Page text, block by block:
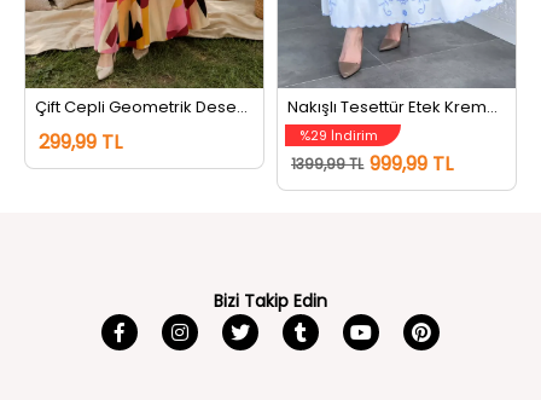
Çift Cepli Geometrik Desenli Tesettür Etek Pembe
299,99 TL
Nakışlı Tesettür Etek Kremmavili
%29 İndirim
1399,99 TL 999,99 TL
Bizi Takip Edin